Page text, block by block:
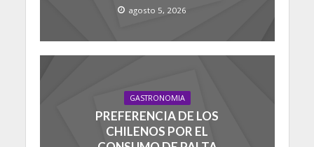
agosto 5, 2026
GASTRONOMIA
PREFERENCIA DE LOS
CHILENOS POR EL